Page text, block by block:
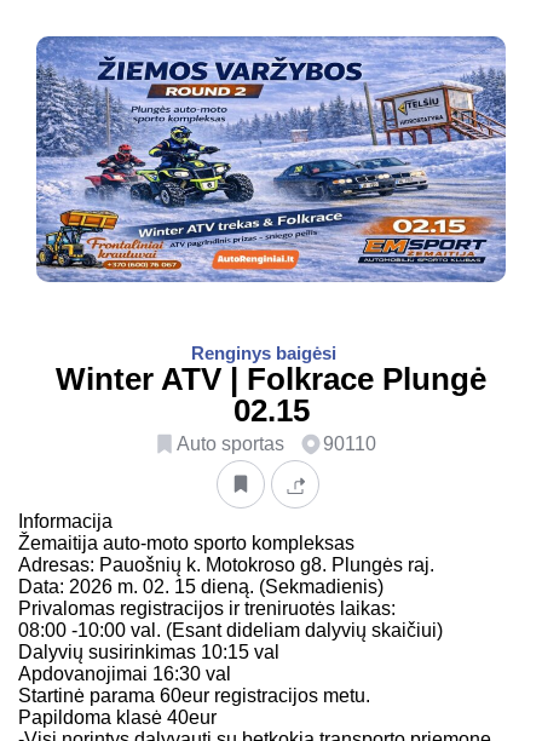
Renginys baigėsi
Winter ATV | Folkrace Plungė
02.15
Auto sportas 90110
Informacija
Žemaitija auto-moto sporto kompleksas
Adresas: Pauošnių k. Motokroso g8. Plungės raj.
Data: 2026 m. 02. 15 dieną. (Sekmadienis)
Privalomas registracijos ir treniruotės laikas:
08:00 -10:00 val. (Esant dideliam dalyvių skaičiui)
Dalyvių susirinkimas 10:15 val
Apdovanojimai 16:30 val
Startinė parama 60eur registracijos metu.
Papildoma klasė 40eur